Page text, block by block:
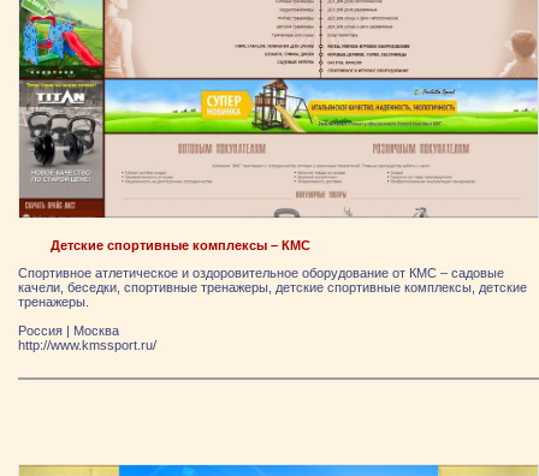
Детские спортивные комплексы – КМС
Спортивное атлетическое и оздоровительное оборудование от КМС – садовые
качели, беседки, спортивные тренажеры, детские спортивные комплексы, детские
тренажеры.
Россия | Москва
http://www.kmssport.ru/